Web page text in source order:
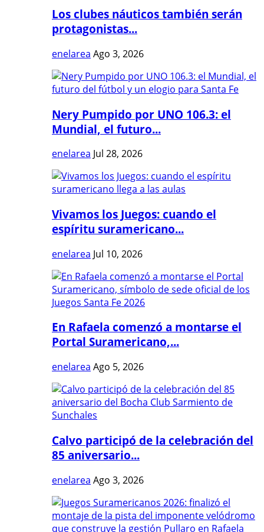
Los clubes náuticos también serán
protagonistas...
enelarea Ago 3, 2026
Nery Pumpido por UNO 106.3: el
Mundial, el futuro...
enelarea Jul 28, 2026
Vivamos los Juegos: cuando el
espíritu suramericano...
enelarea Jul 10, 2026
En Rafaela comenzó a montarse el
Portal Suramericano,...
enelarea Ago 5, 2026
Calvo participó de la celebración del
85 aniversario...
enelarea Ago 3, 2026